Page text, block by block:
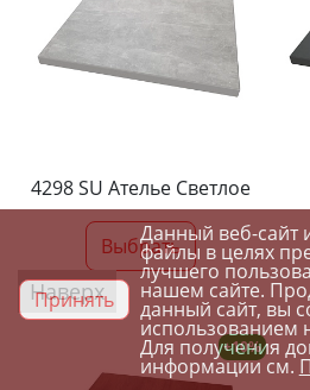
4298 SU Ателье Светлое
Выбрать
+10%
Наверх
Принять
Данный веб-сайт
файлы в целях
лучшего
нашем сайте.
данный сайт, вы
использованием
Для получения
информации см.